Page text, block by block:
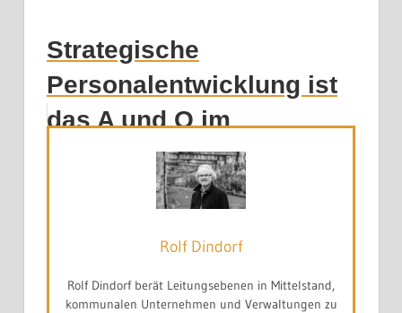
Strategische
Personalentwicklung ist
das A und O im
öffentlichen Dienst
Rolf Dindorf
Rolf Dindorf berät Leitungsebenen in Mittelstand,
kommunalen Unternehmen und Verwaltungen zu